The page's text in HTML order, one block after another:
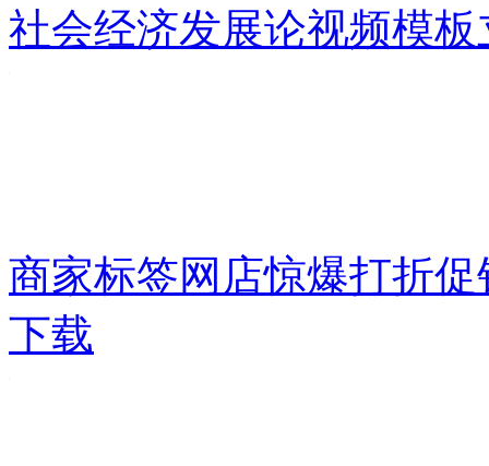
社会经济发展论视频模板
商家标签网店惊爆打折
下载